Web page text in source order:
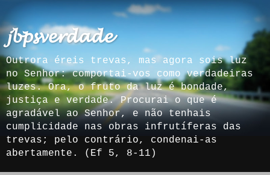
𝓳𝓫𝓹𝓼𝓿𝓮𝓻𝓭𝓪𝓭𝓮
Outrora éreis trevas, mas agora sois luz
no Senhor: comportai-vos como verdadeiras
luzes. Ora, o fruto da luz é bondade,
justiça e verdade. Procurai o que é
agradável ao Senhor, e não tenhais
cumplicidade nas obras infrutíferas das
trevas; pelo contrário, condenai-as
abertamente. (Ef 5, 8-11)